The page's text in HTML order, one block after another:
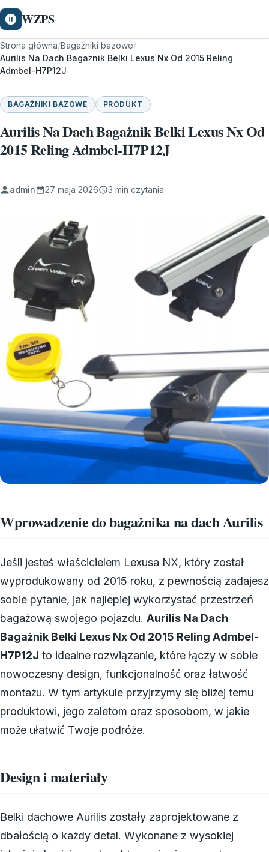
WZPS
Strona główna/Bagażniki bazowe/
Aurilis Na Dach Bagażnik Belki Lexus Nx Od 2015 Reling
Admbel-H7P12J
BAGAŻNIKI BAZOWE PRODUKT
Aurilis Na Dach Bagażnik Belki Lexus Nx Od
2015 Reling Admbel-H7P12J
admin 27 maja 2026 3 min czytania
Wprowadzenie do bagażnika na dach Aurilis
Jeśli jesteś właścicielem Lexusa NX, który został
wyprodukowany od 2015 roku, z pewnością zadajesz
sobie pytanie, jak najlepiej wykorzystać przestrzeń
bagażową swojego pojazdu. Aurilis Na Dach
Bagażnik Belki Lexus Nx Od 2015 Reling Admbel-
H7P12J to idealne rozwiązanie, które łączy w sobie
nowoczesny design, funkcjonalność oraz łatwość
montażu. W tym artykule przyjrzymy się bliżej temu
produktowi, jego zaletom oraz sposobom, w jakie
może ułatwić Twoje podróże.
Design i materiały
Belki dachowe Aurilis zostały zaprojektowane z
dbałością o każdy detal. Wykonane z wysokiej